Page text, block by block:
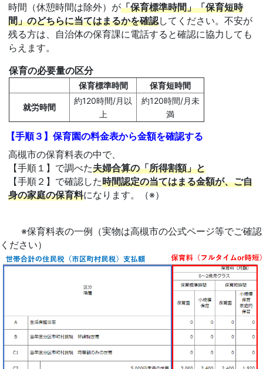
時間（休憩時間は除外）が「保育標準時間」「保育短時
間」のどちらに当てはまるかを確認してください。不安が
残る方は、自治体の保育課に電話すると確認に協力しても
らえます。
保育の必要量の区分
保育標準時間 保育短時間
就労時間
約120時間/月以
上
約120時間/月未
満
【手順３】保育園の料金表から金額を確認する
高槻市の保育料表の中で、
【手順１】で調べた夫婦合算の「所得割額」と
【手順２】で確認した時間認定の当てはまる金額が、ご自
身の家庭の保育料になります。（※）
※保育料表の一例（実物は高槻市の公式ページ等でご確認
ください）